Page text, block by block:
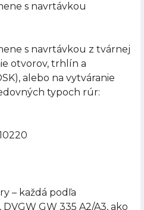
s navrtávkou
s navrtávkou z tvárnej
otvorov, trhlín a
alebo na vytváranie
typoch rúr:
– každá podľa
GW 335 A2/A3, ako